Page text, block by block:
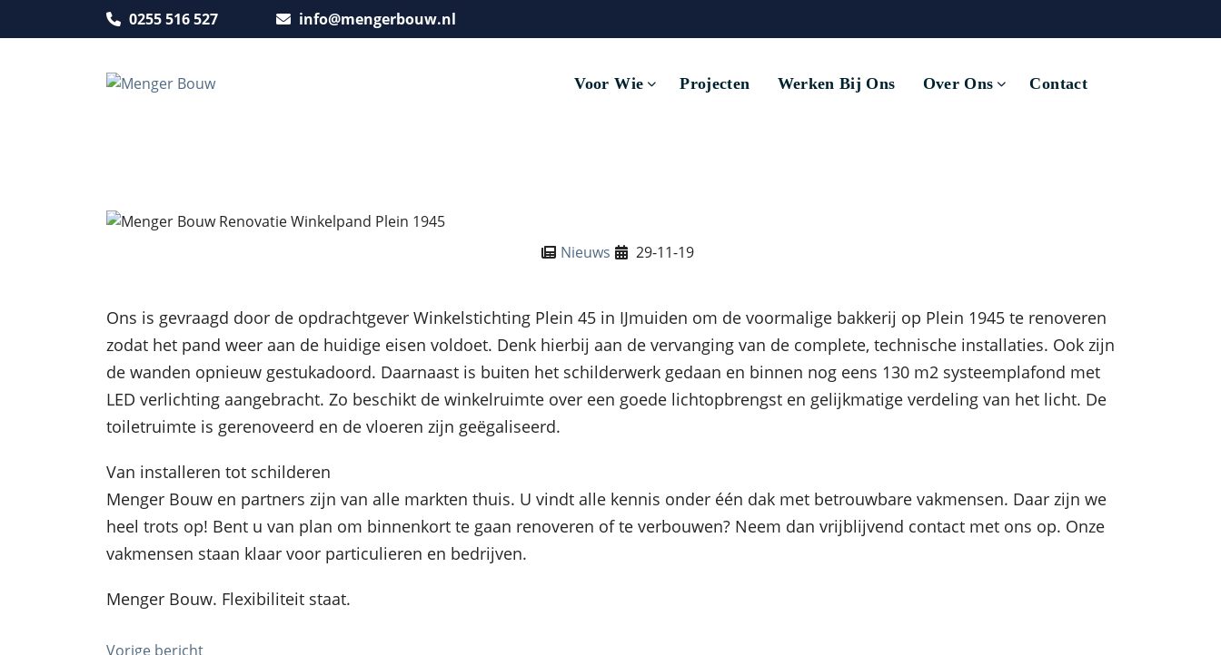
0255 516 527 info@mengerbouw.nl
Voor Wie Projecten Werken Bij Ons Over Ons Contact
Nieuws 29-11-19
Ons is gevraagd door de opdrachtgever Winkelstichting Plein 45 in IJmuiden om de voormalige bakkerij op Plein 1945 te renoveren
zodat het pand weer aan de huidige eisen voldoet. Denk hierbij aan de vervanging van de complete, technische installaties. Ook zijn
de wanden opnieuw gestukadoord. Daarnaast is buiten het schilderwerk gedaan en binnen nog eens 130 m2 systeemplafond met
LED verlichting aangebracht. Zo beschikt de winkelruimte over een goede lichtopbrengst en gelijkmatige verdeling van het licht. De
toiletruimte is gerenoveerd en de vloeren zijn geëgaliseerd.
Van installeren tot schilderen
Menger Bouw en partners zijn van alle markten thuis. U vindt alle kennis onder één dak met betrouwbare vakmensen. Daar zijn we
heel trots op! Bent u van plan om binnenkort te gaan renoveren of te verbouwen? Neem dan vrijblijvend contact met ons op. Onze
vakmensen staan klaar voor particulieren en bedrijven.
Menger Bouw. Flexibiliteit staat.
Vorige bericht